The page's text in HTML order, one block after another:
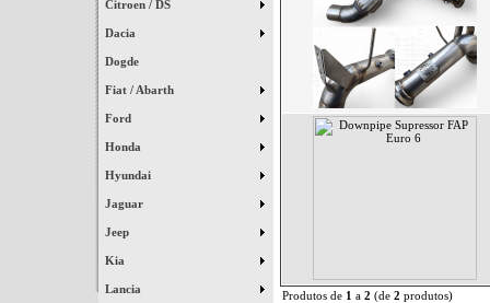
Citroen / DS
Dacia
Dogde
Fiat / Abarth
Ford
Honda
Hyundai
Jaguar
Jeep
Kia
Lancia Produtos de 1 a 2 (de 2 produtos)